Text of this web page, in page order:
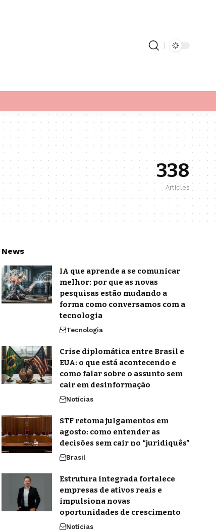
338
Articles
News
IA que aprende a se comunicar
melhor: por que as novas
pesquisas estão mudando a
forma como conversamos com a
tecnologia
Tecnologia
Crise diplomática entre Brasil e
EUA: o que está acontecendo e
como falar sobre o assunto sem
cair em desinformação
Notícias
STF retoma julgamentos em
agosto: como entender as
decisões sem cair no “juridiquês”
Brasil
Estrutura integrada fortalece
empresas de ativos reais e
impulsiona novas
oportunidades de crescimento
Notícias